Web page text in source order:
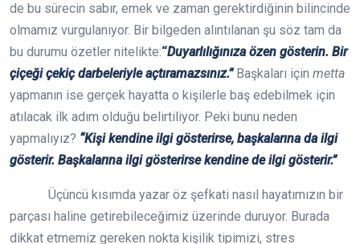
de bu sürecin sabır, emek ve zaman gerektirdiğinin bilincinde
olmamız vurgulanıyor. Bir bilgeden alıntılanan şu söz tam da
bu durumu özetler nitelikte:“Duyarlılığınıza özen gösterin. Bir
çiçeği çekiç darbeleriyle açtıramazsınız.” Başkaları için metta
yapmanın ise gerçek hayatta o kişilerle baş edebilmek için
atılacak ilk adım olduğu belirtiliyor. Peki bunu neden
yapmalıyız? “Kişi kendine ilgi gösterirse, başkalarına da ilgi
gösterir. Başkalarına ilgi gösterirse kendine de ilgi gösterir.”
Üçüncü kısımda yazar öz şefkati nasıl hayatımızın bir
parçası haline getirebileceğimiz üzerinde duruyor. Burada
dikkat etmemiz gereken nokta kişilik tipimizi, stres